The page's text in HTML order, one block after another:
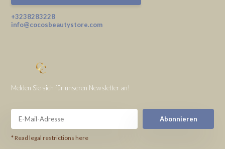
+3238283228
info@cocosbeautystore.com
Melden Sie sich für unseren Newsletter an!
Abonnieren
* Read legal restrictions here